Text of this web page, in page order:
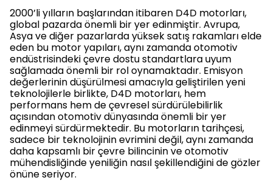
2000’li yılların başlarından itibaren D4D motorları,
global pazarda önemli bir yer edinmiştir. Avrupa,
Asya ve diğer pazarlarda yüksek satış rakamları elde
eden bu motor yapıları, aynı zamanda otomotiv
endüstrisindeki çevre dostu standartlara uyum
sağlamada önemli bir rol oynamaktadır. Emisyon
değerlerinin düşürülmesi amacıyla geliştirilen yeni
teknolojilerle birlikte, D4D motorları, hem
performans hem de çevresel sürdürülebilirlik
açısından otomotiv dünyasında önemli bir yer
edinmeyi sürdürmektedir. Bu motorların tarihçesi,
sadece bir teknolojinin evrimini değil, aynı zamanda
daha kapsamlı bir çevre bilincinin ve otomotiv
mühendisliğinde yeniliğin nasıl şekillendiğini de gözler
önüne seriyor.